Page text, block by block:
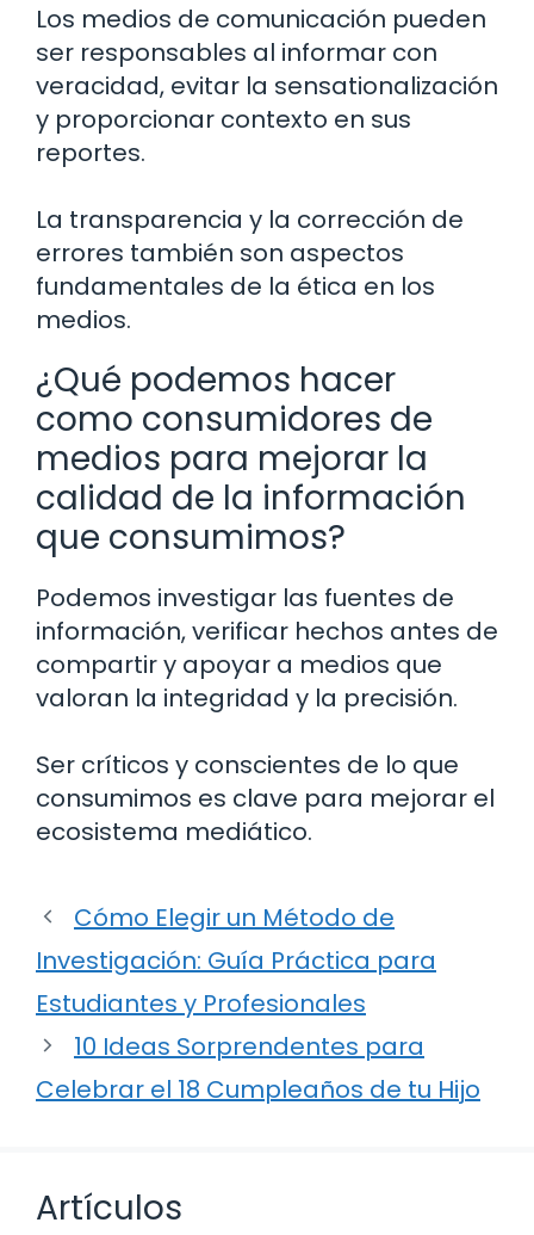
Los medios de comunicación pueden
ser responsables al informar con
veracidad, evitar la sensationalización
y proporcionar contexto en sus
reportes.
La transparencia y la corrección de
errores también son aspectos
fundamentales de la ética en los
medios.
¿Qué podemos hacer
como consumidores de
medios para mejorar la
calidad de la información
que consumimos?
Podemos investigar las fuentes de
información, verificar hechos antes de
compartir y apoyar a medios que
valoran la integridad y la precisión.
Ser críticos y conscientes de lo que
consumimos es clave para mejorar el
ecosistema mediático.
Cómo Elegir un Método de
Investigación: Guía Práctica para
Estudiantes y Profesionales
10 Ideas Sorprendentes para
Celebrar el 18 Cumpleaños de tu Hijo
Artículos